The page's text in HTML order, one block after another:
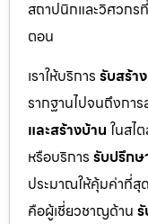
สถาปนิกและวิศวกร
ตอน
เราให้บริการ รับสร้า
รากฐานไปจนถึงการ
และสร้างบ้าน ในส
หรือบริการ รับปรึกษ
ประมาณให้คุ้มค่าที่สุ
คือผู้เชี่ยวชาญด้าน